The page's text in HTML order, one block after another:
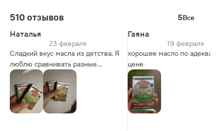
510 отзывов 5Все
Наталья
23 февраля
Сладкий вкус масла из детства. Я
люблю сравнивать разные
товары и с другими сортами и
фирмами. Белорусское масло
цена и качества соответствуют .
Всегда покупаю несколько пачек
Гаяна
19 февраля
хорошее масло по
цене